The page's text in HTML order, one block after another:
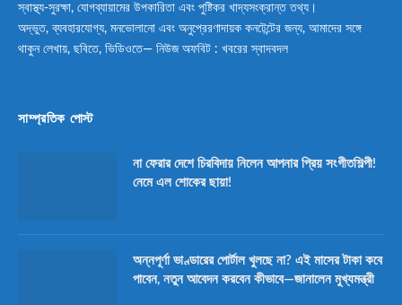
স্বাস্থ্য-সুরক্ষা, যোগব্যায়ামের উপকারিতা এবং পুষ্টিকর খাদ্যসংক্রান্ত তথ্য।
অদ্ভুত, ব্যবহারযোগ্য, মনভোলানো এবং অনুপ্রেরণাদায়ক কনটেন্টের জন্য, আমাদের সঙ্গে
থাকুন লেখায়, ছবিতে, ভিডিওতে— নিউজ অফবিট : খবরের স্বাদবদল
সাম্প্রতিক পোস্ট
না ফেরার দেশে চিরবিদায় নিলেন আপনার প্রিয় সংগীতশিল্পী!
নেমে এল শোকের ছায়া!
অন্নপূর্ণা ভাণ্ডারের পোর্টাল খুলছে না? এই মাসের টাকা কবে
পাবেন, নতুন আবেদন করবেন কীভাবে—জানালেন মুখ্যমন্ত্রী